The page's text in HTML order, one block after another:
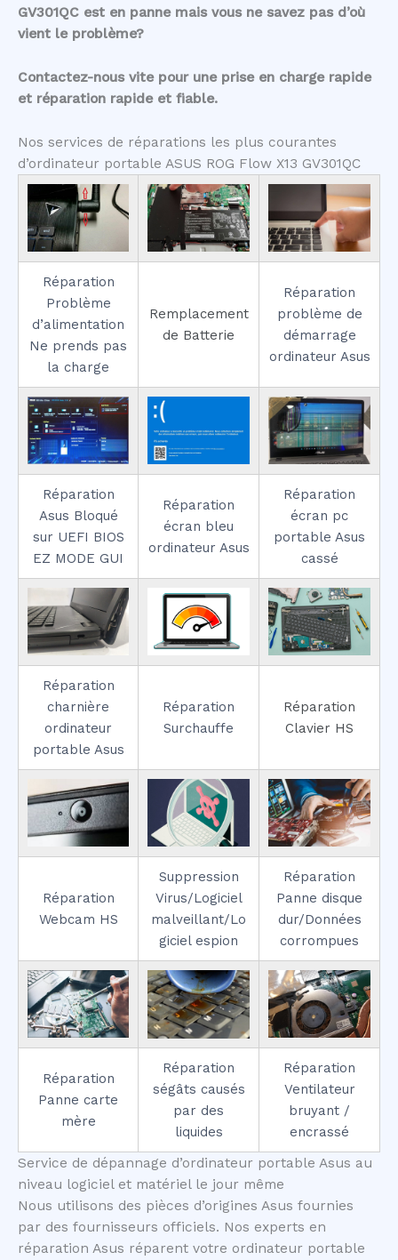
GV301QC est en panne mais vous ne savez pas d’où
vient le problème?
Contactez-nous vite pour une prise en charge rapide
et réparation rapide et fiable.
Nos services de réparations les plus courantes
d’ordinateur portable ASUS ROG Flow X13 GV301QC
Réparation
Problème
d’alimentation
Ne prends pas
la charge
Remplacement
de Batterie
Réparation
problème de
démarrage
ordinateur Asus
Réparation
Asus Bloqué
sur UEFI BIOS
EZ MODE GUI
Réparation
écran bleu
ordinateur Asus
Réparation
écran pc
portable Asus
cassé
Réparation
charnière
ordinateur
portable Asus
Réparation
Surchauffe
Réparation
Clavier HS
Réparation
Webcam HS
Suppression
Virus/Logiciel
malveillant/Lo
giciel espion
Réparation
Panne disque
dur/Données
corrompues
Réparation
Panne carte
mère
Réparation
ségâts causés
par des
liquides
Réparation
Ventilateur
bruyant /
encrassé
Service de dépannage d’ordinateur portable Asus au
niveau logiciel et matériel le jour même
Nous utilisons des pièces d’origines Asus fournies
par des fournisseurs officiels. Nos experts en
réparation Asus réparent votre ordinateur portable